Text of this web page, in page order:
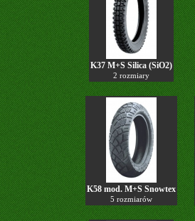
K37 M+S Silica (SiO2)
2 rozmiary
K58 mod. M+S Snowtex
5 rozmiarów